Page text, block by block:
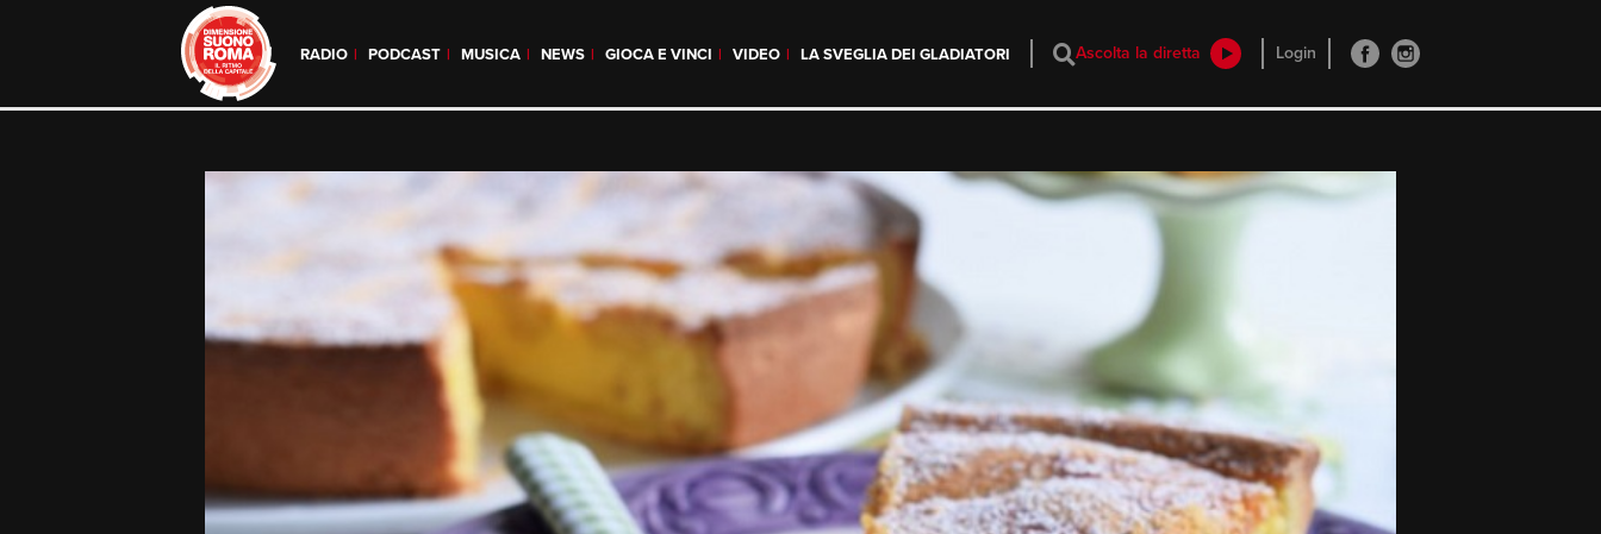
RADIO PODCAST MUSICA NEWS GIOCA E VINCI VIDEO LA SVEGLIA DEI GLADIATORI Ascolta la diretta Login